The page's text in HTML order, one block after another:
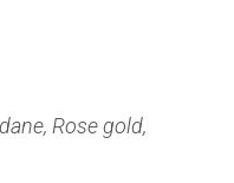
Rose gold,